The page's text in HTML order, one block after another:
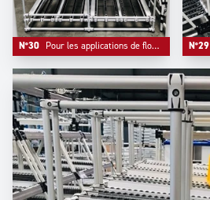
N°30 Pour les applications de flowracks de grande taille, nous installons systèmatiquement une barre de renfort au milieu de l'installation pour renforcer sa fiabiité. N°29